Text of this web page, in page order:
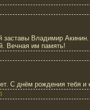
Владимир
Вечная им память!
С днём рождения тебя и